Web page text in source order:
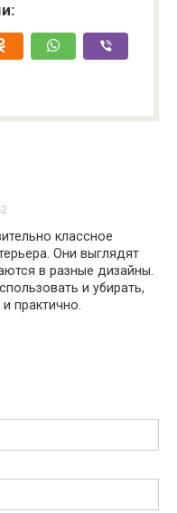
классное
Они выглядят
в разные дизайны.
и убирать,
практично.